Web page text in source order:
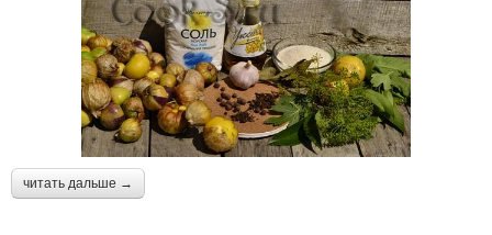
читать дальше →